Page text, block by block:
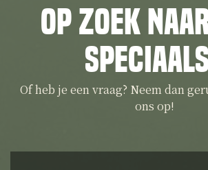
Op zoek
Of heb je een vraag? Neem dan
ons op!